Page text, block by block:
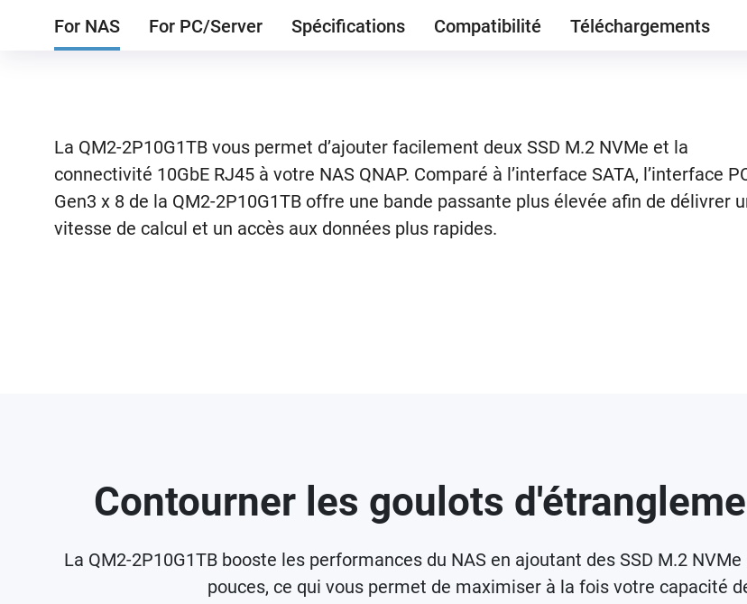
For NAS For PC/Server Spécifications Compatibilité Téléchargements
La QM2-2P10G1TB vous permet d’ajouter facilement deux SSD M.2 NVMe et la
connectivité 10GbE RJ45 à votre NAS QNAP. Comparé à l’interface SATA, l’interface
Gen3 x 8 de la QM2-2P10G1TB offre une bande passante plus élevée afin de délivrer
vitesse de calcul et un accès aux données plus rapides.
Contourner les goulots
La QM2-2P10G1TB booste les performances du NAS en ajoutant des SSD M.2 NVMe
pouces, ce qui vous permet de maximiser à la fois votre capacité